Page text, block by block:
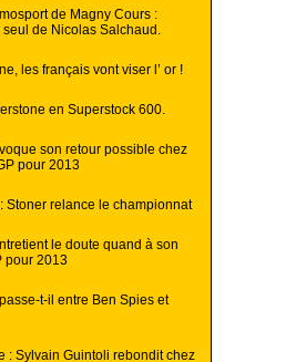
de Magny Cours :
de Nicolas Salchaud.
les français vont viser l’ or !
en Superstock 600.
son retour possible chez
pour 2013
Stoner relance le championnat
le doute quand à son
pour 2013
t-il entre Ben Spies et
: Sylvain Guintoli rebondit chez